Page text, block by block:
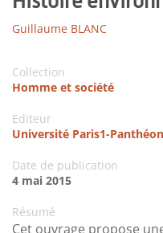
Guillaume BLANC
Collection
Homme et société
Editeur
Université Paris1-
Date de publication
4 mai 2015
Résumé
Cet ouvrage propose